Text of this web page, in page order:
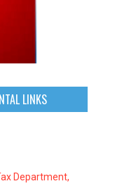
LINKS
Department,